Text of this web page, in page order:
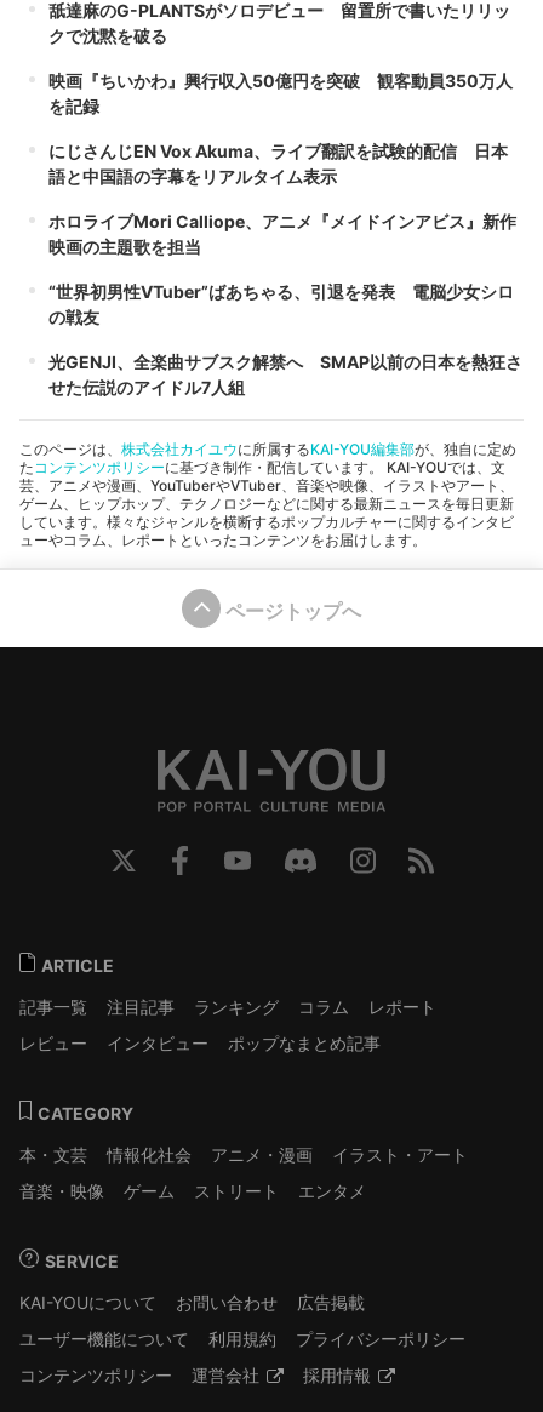
舐達麻のG-PLANTSがソロデビュー 留置所で書いたリリッ
クで沈黙を破る
映画『ちいかわ』興行収入50億円を突破 観客動員350万人
を記録
にじさんじEN Vox Akuma、ライブ翻訳を試験的配信 日本
語と中国語の字幕をリアルタイム表示
ホロライブMori Calliope、アニメ『メイドインアビス』新作
映画の主題歌を担当
“世界初男性VTuber”ばあちゃる、引退を発表 電脳少女シロ
の戦友
光GENJI、全楽曲サブスク解禁へ SMAP以前の日本を熱狂さ
せた伝説のアイドル7人組
このページは、 株式会社カイユウに所属するKAI-YOU編集部が、独自に定め
たコンテンツポリシーに基づき制作・配信しています。 KAI-YOUでは、文
芸、アニメや漫画、YouTuberやVTuber、音楽や映像、イラストやアート、
ゲーム、ヒップホップ、テクノロジーなどに関する最新ニュースを毎日更新
しています。様々なジャンルを横断するポップカルチャーに関するインタビ
ューやコラム、レポートといったコンテンツをお届けします。
ページトップへ
ARTICLE
記事一覧
注目記事 ランキング コラム
レポート
レビュー
インタビュー ポップなまとめ記事
CATEGORY
本・文芸
情報化社会 アニメ・漫画
イラスト・アート
音楽・映像
ゲーム ストリート エンタメ
SERVICE
KAI-YOUについて
お問い合わせ
広告掲載
ユーザー機能について
利用規約
プライバシーポリシー
コンテンツポリシー
運営会社 採用情報